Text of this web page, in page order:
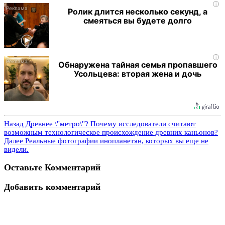
i
Ролик длится несколько секунд, а
смеяться вы будете долго
i
Обнаружена тайная семья пропавшего
Усольцева: вторая жена и дочь
Назад Древнее \"метро\"? Почему исследователи считают
возможным технологическое происхождение древних каньонов?
Далее Реальные фотографии инопланетян, которых вы еще не
видели.
Оставьте Комментарий
Добавить комментарий